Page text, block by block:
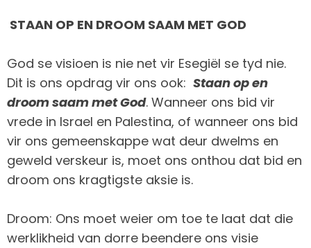
STAAN OP EN DROOM SAAM MET GOD
God se visioen is nie net vir Esegiël se tyd nie.
Dit is ons opdrag vir ons ook: Staan op en
droom saam met God. Wanneer ons bid vir
vrede in Israel en Palestina, of wanneer ons bid
vir ons gemeenskappe wat deur dwelms en
geweld verskeur is, moet ons onthou dat bid en
droom ons kragtigste aksie is.
Droom: Ons moet weier om toe te laat dat die
werklikheid van dorre beendere ons visie